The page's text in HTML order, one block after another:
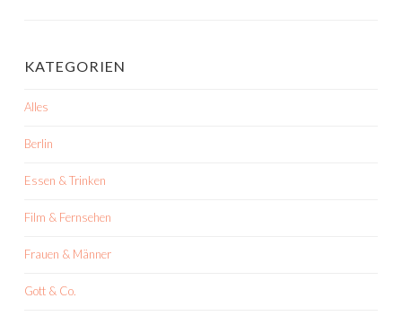
KATEGORIEN
Alles
Berlin
Essen & Trinken
Film & Fernsehen
Frauen & Männer
Gott & Co.